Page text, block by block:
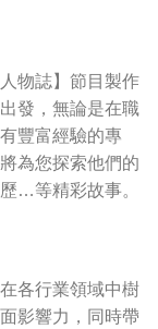
物誌】節目製作
發，無論是在職
豐富經驗的專
為您探索他們的
…等精彩故事。
各行業領域中樹
影響力，同時帶